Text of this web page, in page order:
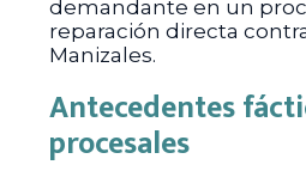
demandante en un
reparación directa
Manizales.
Antecedentes
procesales